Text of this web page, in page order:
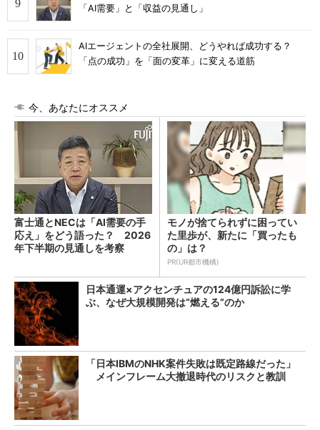
「AI需要」と「収益の見通し」
AIエージェントの全社展開、どうやれば成功する？
「点の成功」を「面の変革」に変える道筋
今、あなたにオススメ
富士通とNECは「AI需要の手
応え」をどう語った？ 2026
年下半期の見通しを考察
モノが捨てられずに困ってい
た里歩が、新たに「買ったも
の」は？
PR(UR都市機構)
日本通運×アクセンチュアの124億円訴訟に学
ぶ、なぜ大規模開発は“燃える”のか
「日本IBMのNHK案件失敗は既定路線だった」
メインフレーム大撤退時代のリスクと教訓